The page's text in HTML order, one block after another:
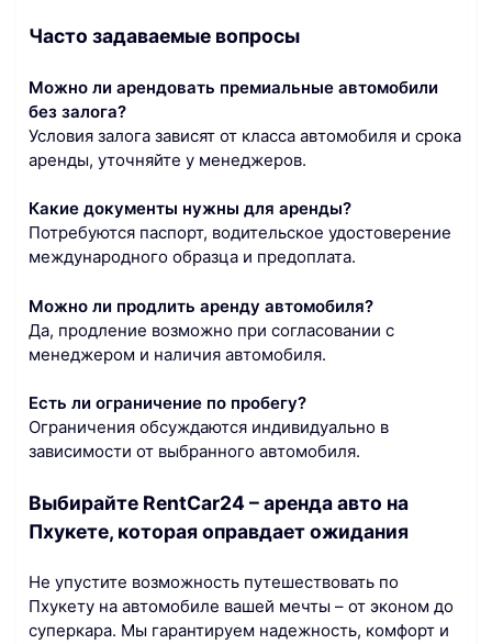
Часто задаваемые вопросы
Можно ли арендовать премиальные автомобили
без залога?
Условия залога зависят от класса автомобиля и срока
аренды, уточняйте у менеджеров.
Какие документы нужны для аренды?
Потребуются паспорт, водительское удостоверение
международного образца и предоплата.
Можно ли продлить аренду автомобиля?
Да, продление возможно при согласовании с
менеджером и наличия автомобиля.
Есть ли ограничение по пробегу?
Ограничения обсуждаются индивидуально в
зависимости от выбранного автомобиля.
Выбирайте RentCar24 – аренда авто на
Пхукете, которая оправдает ожидания
Не упустите возможность путешествовать по
Пхукету на автомобиле вашей мечты – от эконом до
суперкара. Мы гарантируем надежность, комфорт и